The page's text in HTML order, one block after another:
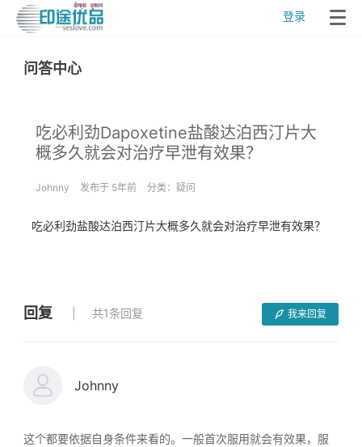
登录
问答中心
吃必利劲Dapoxetine盐酸达泊西汀片大
概多久就会对治疗早泄有效果？
Johnny 发布于 5年前 分类： 疑问
吃必利劲盐酸达泊西汀片大概多久就会对治疗早泄有效果？
回复 共1条回复 我来回复
Johnny
这个都要依据自身条件来看的。一般首次服用就会有效果，服